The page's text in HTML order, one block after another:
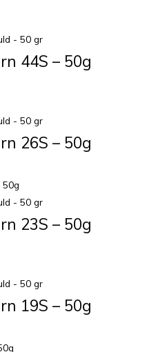
- 50 gr
44S – 50g
- 50 gr
26S – 50g
- 50 gr
23S – 50g
- 50 gr
19S – 50g